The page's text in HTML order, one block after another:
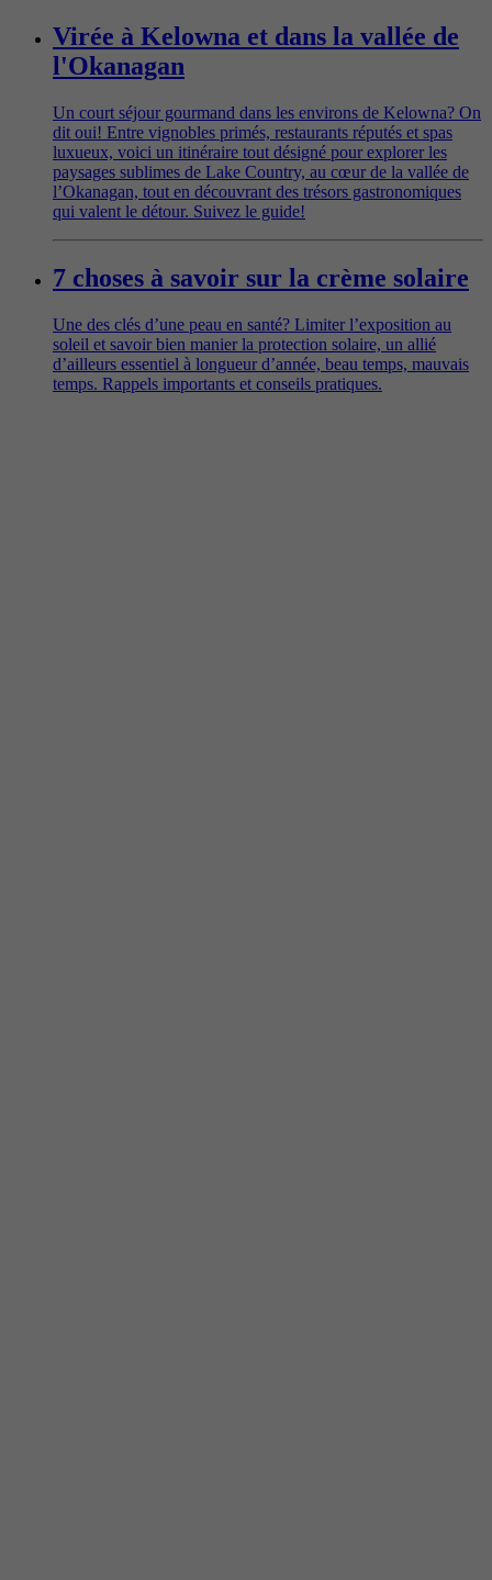
Virée à Kelowna et dans la vallée de
l'Okanagan
Un court séjour gourmand dans les environs de Kelowna? On
dit oui! Entre vignobles primés, restaurants réputés et spas
luxueux, voici un itinéraire tout désigné pour explorer les
paysages sublimes de Lake Country, au cœur de la vallée de
l’Okanagan, tout en découvrant des trésors gastronomiques
qui valent le détour. Suivez le guide!
7 choses à savoir sur la crème solaire
Une des clés d’une peau en santé? Limiter l’exposition au
soleil et savoir bien manier la protection solaire, un allié
d’ailleurs essentiel à longueur d’année, beau temps, mauvais
temps. Rappels importants et conseils pratiques.